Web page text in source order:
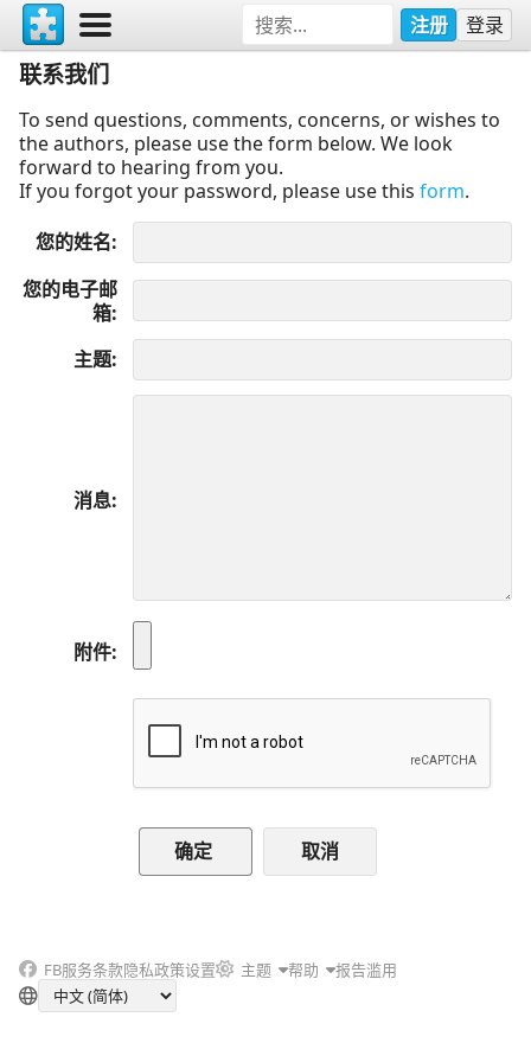
注册 登录
联系我们
To send questions, comments, concerns, or wishes to
the authors, please use the form below. We look
forward to hearing from you.
If you forgot your password, please use this form.
您的姓名
您的电子邮
箱
主题
消息
附件
取消
FB服务条款隐私政策设置 主题 帮助 报告滥用